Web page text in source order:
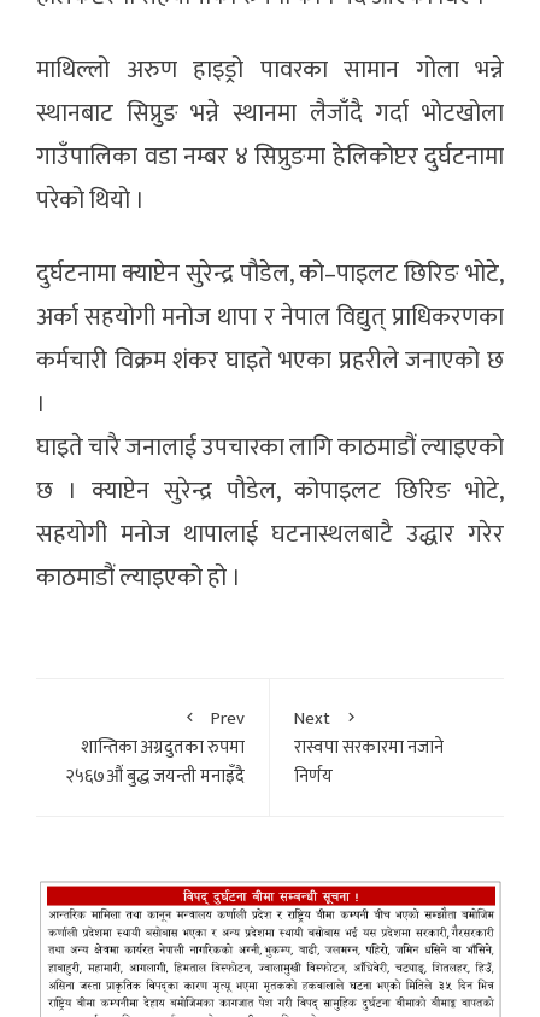
माथिल्लो अरुण हाइड्रो पावरका सामान गोला भन्ने
स्थानबाट सिप्रुङ भन्ने स्थानमा लैजाँदै गर्दा भोटखोला
गाउँपालिका वडा नम्बर ४ सिप्रुङमा हेलिकोप्टर दुर्घटनामा
परेको थियो ।
दुर्घटनामा क्याप्टेन सुरेन्द्र पौडेल, को–पाइलट छिरिङ भोटे,
अर्का सहयोगी मनोज थापा र नेपाल विद्युत् प्राधिकरणका
कर्मचारी विक्रम शंकर घाइते भएका प्रहरीले जनाएको छ
।
घाइते चारै जनालाई उपचारका लागि काठमाडौं ल्याइएको
छ । क्याप्टेन सुरेन्द्र पौडेल, कोपाइलट छिरिङ भोटे,
सहयोगी मनोज थापालाई घटनास्थलबाटै उद्धार गरेर
काठमाडौं ल्याइएको हो ।
Prev
शान्तिका अग्रदुतका रुपमा
२५६७औं बुद्ध जयन्ती मनाइँदै
Next
रास्वपा सरकारमा नजाने
निर्णय